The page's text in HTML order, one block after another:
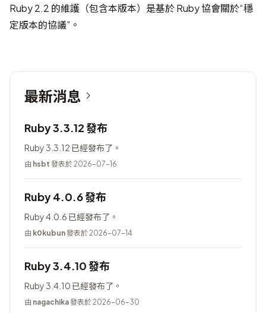
Ruby 2.2 的維護（包含本版本）是基於Ruby 協會關於“穩
定版本的協議”。
最新消息
Ruby 3.3.12 發布
Ruby 3.3.12 已經發布了。
由 hsbt 發表於 2026-07-16
Ruby 4.0.6 發布
Ruby 4.0.6 已經發布了。
由 k0kubun發表於 2026-07-14
Ruby 3.4.10 發布
Ruby 3.4.10 已經發布了。
由 nagachika發表於 2026-06-30